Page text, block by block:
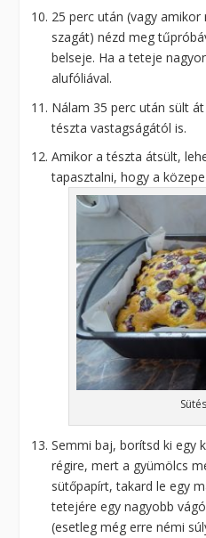
25 perc után (vagy
szagát) nézd meg
belseje. Ha a teteje
alufóliával.
Nálam 35 perc után sült
tészta vastagságától is.
Amikor a tészta átsült,
tapasztalni, hogy a
Semmi baj, borítsd ki egy
régire, mert a gyümölcs
sütőpapírt, takard le egy
tetejére egy nagyobb
(esetleg még erre némi